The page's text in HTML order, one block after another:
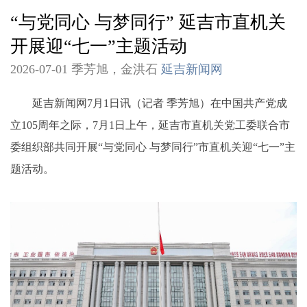
“与党同心 与梦同行” 延吉市直机关
开展迎“七一”主题活动
2026-07-01 季芳旭，金洪石 延吉新闻网
延吉新闻网7月1日讯（记者 季芳旭）在中国共产党成
立105周年之际，7月1日上午，延吉市直机关党工委联合市
委组织部共同开展“与党同心 与梦同行”市直机关迎“七一”主
题活动。